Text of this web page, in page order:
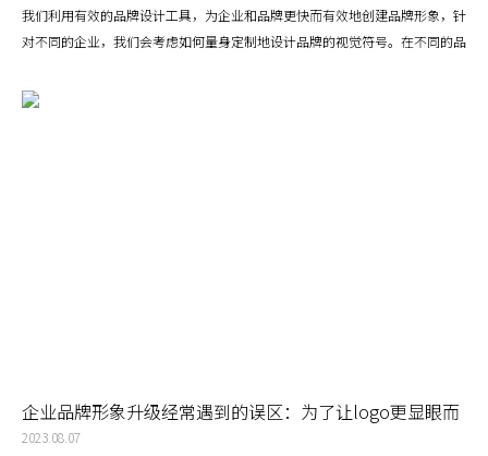
我们利用有效的品牌设计工具，为企业和品牌更快而有效地创建品牌形象，针
对不同的企业，我们会考虑如何量身定制地设计品牌的视觉符号。在不同的品
的视觉元素，帮助消费者快速识别并记住品牌。我们选择一个独特的元素：视
企业品牌形象升级经常遇到的误区：为了让logo更显眼而
加入过多的色彩
2023.08.07